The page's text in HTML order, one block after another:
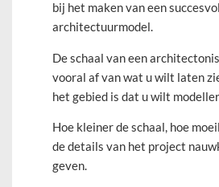
bij het maken van een
architectuurmodel.
De schaal van een
vooral af van wat u wilt laten
het gebied is dat u wilt
Hoe kleiner de schaal, hoe
de details van het project
geven.